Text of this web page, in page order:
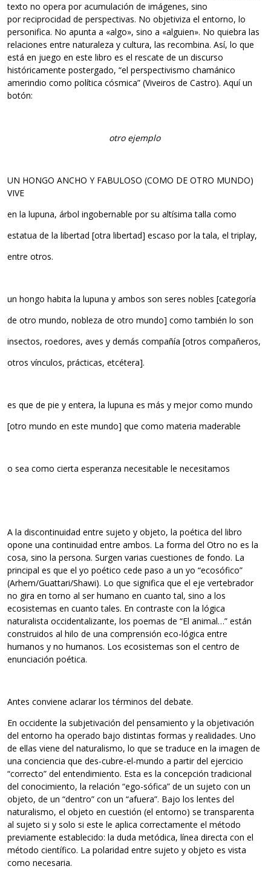
texto no opera por acumulación de imágenes, sino
por reciprocidad de perspectivas. No objetiviza el entorno, lo
personifica. No apunta a «algo», sino a «alguien». No quiebra las
relaciones entre naturaleza y cultura, las recombina. Así, lo que
está en juego en este libro es el rescate de un discurso
históricamente postergado, “el perspectivismo chamánico
amerindio como política cósmica” (Viveiros de Castro). Aquí un
botón:
otro ejemplo
UN HONGO ANCHO Y FABULOSO (COMO DE OTRO MUNDO)
VIVE
en la lupuna, árbol ingobernable por su altísima talla como
estatua de la libertad [otra libertad] escaso por la tala, el triplay,
entre otros.
un hongo habita la lupuna y ambos son seres nobles [categoría
de otro mundo, nobleza de otro mundo] como también lo son
insectos, roedores, aves y demás compañía [otros compañeros,
otros vínculos, prácticas, etcétera].
es que de pie y entera, la lupuna es más y mejor como mundo
[otro mundo en este mundo] que como materia maderable
o sea como cierta esperanza necesitable le necesitamos
A la discontinuidad entre sujeto y objeto, la poética del libro
opone una continuidad entre ambos. La forma del Otro no es la
cosa, sino la persona. Surgen varias cuestiones de fondo. La
principal es que el yo poético cede paso a un yo “ecosófico”
(Arhem/Guattari/Shawi). Lo que significa que el eje vertebrador
no gira en torno al ser humano en cuanto tal, sino a los
ecosistemas en cuanto tales. En contraste con la lógica
naturalista occidentalizante, los poemas de “El animal…” están
construidos al hilo de una comprensión eco-lógica entre
humanos y no humanos. Los ecosistemas son el centro de
enunciación poética.
Antes conviene aclarar los términos del debate.
En occidente la subjetivación del pensamiento y la objetivación
del entorno ha operado bajo distintas formas y realidades. Uno
de ellas viene del naturalismo, lo que se traduce en la imagen de
una conciencia que des-cubre-el-mundo a partir del ejercicio
“correcto” del entendimiento. Esta es la concepción tradicional
del conocimiento, la relación “ego-sófica” de un sujeto con un
objeto, de un “dentro” con un “afuera”. Bajo los lentes del
naturalismo, el objeto en cuestión (el entorno) se transparenta
al sujeto si y solo si este le aplica correctamente el método
previamente establecido: la duda metódica, línea directa con el
método científico. La polaridad entre sujeto y objeto es vista
como necesaria.